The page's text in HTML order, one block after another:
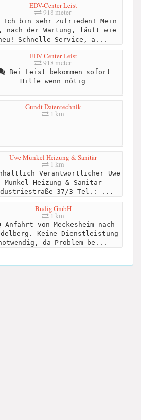
EDV-Center Leist
918 meter
bin sehr zufrieden! Mein
nach der Wartung, läuft wie
Schnelle Service, a...
EDV-Center Leist
918 meter
Bei Leist bekommen sofort
Hilfe wenn nötig
Gundt Datentechnik
1 km
Uwe Münkel Heizung & Sanitär
1 km
Verantwortlicher Uwe
Münkel Heizung & Sanitär
37/3 Tel.: ...
Budig GmbH
1 km
Anfahrt von Meckesheim nach
Keine Dienstleistung
da Problem be...